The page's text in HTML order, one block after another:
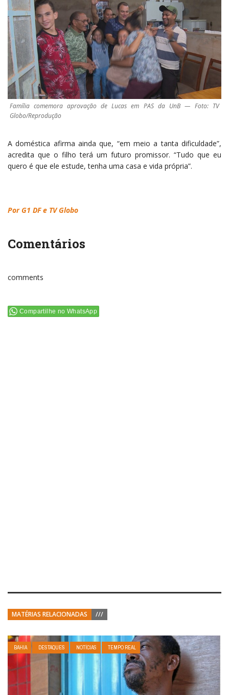
Família comemora aprovação de Lucas em PAS da UnB — Foto: TV
Globo/Reprodução
A doméstica afirma ainda que, “em meio a tanta dificuldade”,
acredita que o filho terá um futuro promissor. “Tudo que eu
quero é que ele estude, tenha uma casa e vida própria”.
Por G1 DF e TV Globo
Comentários
comments
Compartilhe no WhatsApp
MATÉRIAS RELACIONADAS ///
BAHIA DESTAQUES NOTÍCIAS TEMPO REAL